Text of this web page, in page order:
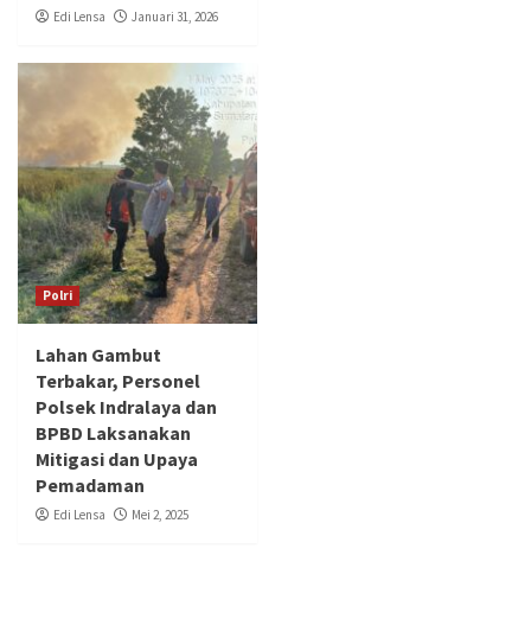
Edi Lensa Januari 31, 2026
Polri
Lahan Gambut
Terbakar, Personel
Polsek Indralaya dan
BPBD Laksanakan
Mitigasi dan Upaya
Pemadaman
Edi Lensa Mei 2, 2025